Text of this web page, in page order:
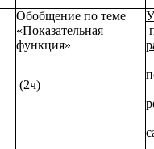
Обобщение по теме
«Показательная
функция»
(2ч)